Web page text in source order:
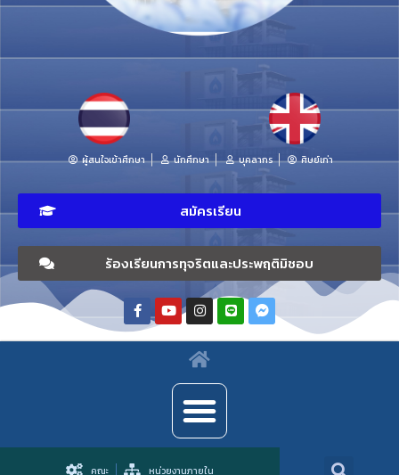
ผู้สนใจเข้าศึกษา นักศึกษา บุคลากร ศิษย์เก่า
สมัครเรียน
ร้องเรียนการทุจริตและประพฤติมิชอบ
คณะ หน่วยงานภายใน